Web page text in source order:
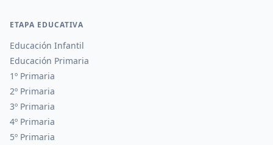
ETAPA EDUCATIVA
Educación Infantil
Educación Primaria
1º Primaria
2º Primaria
3º Primaria
4º Primaria
5º Primaria